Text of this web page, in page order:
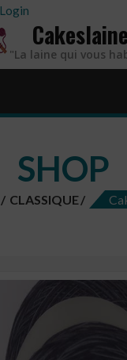
Login
Cakeslaine
"La laine qui vous
SHOP
CLASSIQUE